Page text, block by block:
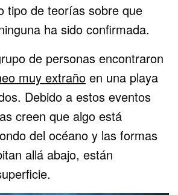
tipo de teorías sobre que
ha sido confirmada.
de personas encontraron
muy extraño en una playa
Debido a estos eventos
creen que algo está
del océano y las formas
allá abajo, están